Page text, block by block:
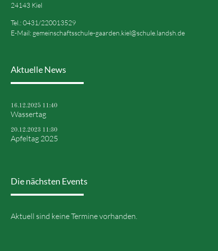
24143 Kiel
Tel.: 0431/220013529
E-Mail: gemeinschaftsschule-gaarden.kiel@schule.landsh.de
Aktuelle News
16.12.2025 11:40
Wassertag
20.12.2023 11:30
Apfeltag 2025
Die nächsten Events
Aktuell sind keine Termine vorhanden.